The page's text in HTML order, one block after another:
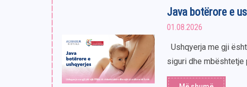
Java botërore e
01.08.2026
Ushqyerja me gji
siguri dhe mbështetje